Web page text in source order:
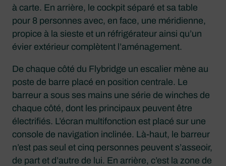
à carte. En arrière, le cockpit séparé et sa table
pour 8 personnes avec, en face, une méridienne,
propice à la sieste et un réfrigérateur ainsi qu’un
évier extérieur complètent l’aménagement.
De chaque côté du Flybridge un escalier mène au
poste de barre placé en position centrale. Le
barreur a sous ses mains une série de winches de
chaque côté, dont les principaux peuvent être
électrifiés. L’écran multifonction est placé sur une
console de navigation inclinée. Là-haut, le barreur
n’est pas seul et cinq personnes peuvent s’asseoir,
de part et d’autre de lui. En arrière, c’est la zone de